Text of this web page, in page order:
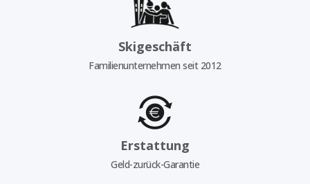
Skigeschäft
Familienunternehmen seit 2012
Erstattung
Geld-zurück-Garantie